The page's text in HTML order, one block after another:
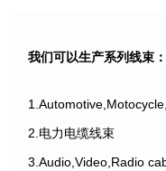
我们可以生产系列线束：
2.电力电缆线束
3.Audio,Video,Radio